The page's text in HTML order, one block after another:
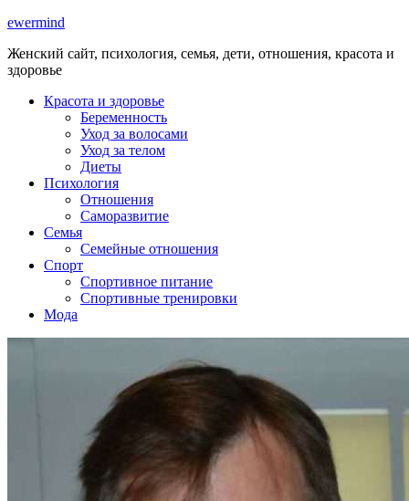
ewermind
Женский сайт, психология, семья, дети, отношения, красота и
здоровье
Красота и здоровье
Беременность
Уход за волосами
Уход за телом
Диеты
Психология
Отношения
Саморазвитие
Семья
Семейные отношения
Спорт
Спортивное питание
Спортивные тренировки
Мода